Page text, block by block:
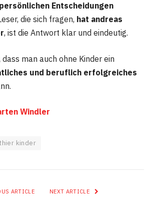
Entscheidungen
die sich fragen, hat andreas
, ist die Antwort klar und eindeutig.
dass man auch ohne Kinder ein
und beruflich erfolgreiches
Windler
kinder
ARTICLE NEXT ARTICLE